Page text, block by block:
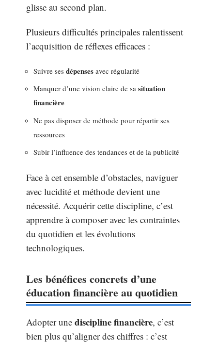
glisse au second plan.
Plusieurs difficultés principales ralentissent
l’acquisition de réflexes efficaces :
Suivre ses dépenses avec régularité
Manquer d’une vision claire de sa situation
financière
Ne pas disposer de méthode pour répartir ses
ressources
Subir l’influence des tendances et de la publicité
Face à cet ensemble d’obstacles, naviguer
avec lucidité et méthode devient une
nécessité. Acquérir cette discipline, c’est
apprendre à composer avec les contraintes
du quotidien et les évolutions
technologiques.
Les bénéfices concrets d’une
éducation financière au quotidien
Adopter une discipline financière, c’est
bien plus qu’aligner des chiffres : c’est